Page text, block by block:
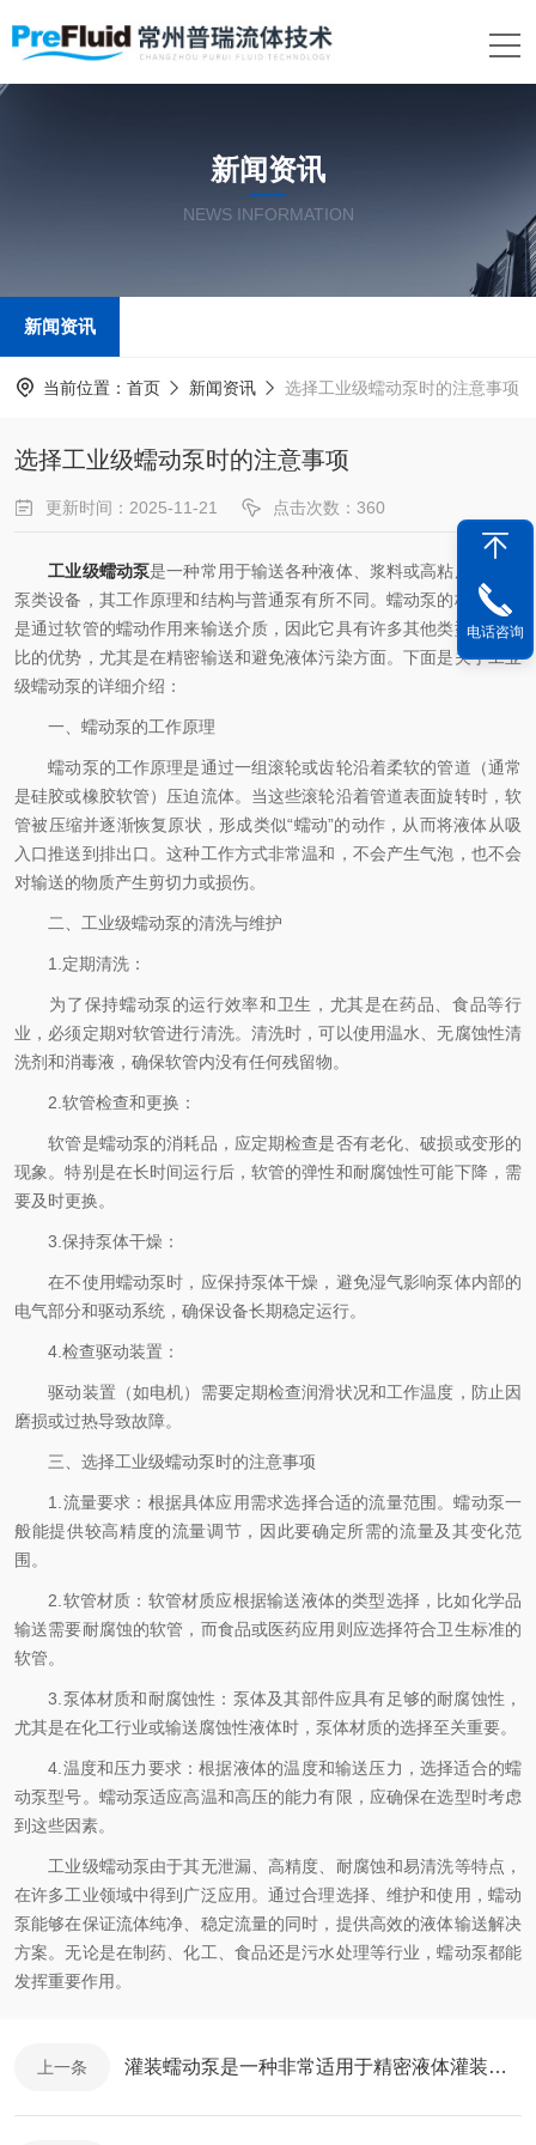
新闻资讯
NEWS INFORMATION
新闻资讯
当前位置： 首页 新闻资讯 选择工业级蠕动泵时的注意事项
选择工业级蠕动泵时的注意事项
更新时间：2025-11-21 点击次数：360
工业级蠕动泵是一种常用于输送各种液体、浆料或高粘度物质的
泵类设备，其工作原理和结构与普通泵有所不同。蠕动泵的核心特点
是通过软管的蠕动作用来输送介质，因此它具有许多其他类型泵无法
比的优势，尤其是在精密输送和避免液体污染方面。下面是关于工业
级蠕动泵的详细介绍：
一、蠕动泵的工作原理
蠕动泵的工作原理是通过一组滚轮或齿轮沿着柔软的管道（通常
是硅胶或橡胶软管）压迫流体。当这些滚轮沿着管道表面旋转时，软
管被压缩并逐渐恢复原状，形成类似“蠕动”的动作，从而将液体从吸
入口推送到排出口。这种工作方式非常温和，不会产生气泡，也不会
对输送的物质产生剪切力或损伤。
二、工业级蠕动泵的清洗与维护
1.定期清洗：
为了保持蠕动泵的运行效率和卫生，尤其是在药品、食品等行
业，必须定期对软管进行清洗。清洗时，可以使用温水、无腐蚀性清
洗剂和消毒液，确保软管内没有任何残留物。
2.软管检查和更换：
软管是蠕动泵的消耗品，应定期检查是否有老化、破损或变形的
现象。特别是在长时间运行后，软管的弹性和耐腐蚀性可能下降，需
要及时更换。
3.保持泵体干燥：
在不使用蠕动泵时，应保持泵体干燥，避免湿气影响泵体内部的
电气部分和驱动系统，确保设备长期稳定运行。
4.检查驱动装置：
驱动装置（如电机）需要定期检查润滑状况和工作温度，防止因
磨损或过热导致故障。
三、选择工业级蠕动泵时的注意事项
1.流量要求：根据具体应用需求选择合适的流量范围。蠕动泵一
般能提供较高精度的流量调节，因此要确定所需的流量及其变化范
围。
2.软管材质：软管材质应根据输送液体的类型选择，比如化学品
输送需要耐腐蚀的软管，而食品或医药应用则应选择符合卫生标准的
软管。
3.泵体材质和耐腐蚀性：泵体及其部件应具有足够的耐腐蚀性，
尤其是在化工行业或输送腐蚀性液体时，泵体材质的选择至关重要。
4.温度和压力要求：根据液体的温度和输送压力，选择适合的蠕
动泵型号。蠕动泵适应高温和高压的能力有限，应确保在选型时考虑
到这些因素。
工业级蠕动泵由于其无泄漏、高精度、耐腐蚀和易清洗等特点，
在许多工业领域中得到广泛应用。通过合理选择、维护和使用，蠕动
泵能够在保证流体纯净、稳定流量的同时，提供高效的液体输送解决
方案。无论是在制药、化工、食品还是污水处理等行业，蠕动泵都能
发挥重要作用。
上一条 灌装蠕动泵是一种非常适用于精密液体灌装的设备
电话咨询